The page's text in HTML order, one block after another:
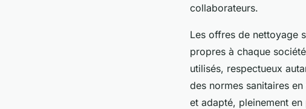
collaborateurs.
Les offres de nettoyage
propres à chaque
utilisés, respectueux
des normes sanitaires
et adapté, pleinement en